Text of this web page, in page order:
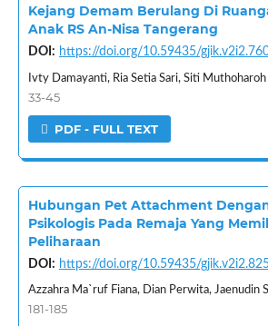
Kejang Demam Berulang Di
Anak RS An-Nisa Tangerang
DOI: https://doi.org/10.59435/
Ivty Damayanti, Ria Setia Sari, Siti Muthoharoh
33-45
PDF - FULL TEXT
Hubungan Pet Attachment
Psikologis Pada Remaja Yang
Peliharaan
DOI: https://doi.org/10.59435/
Azzahra Ma`ruf Fiana, Dian Perwita, Jaenudin
181-185